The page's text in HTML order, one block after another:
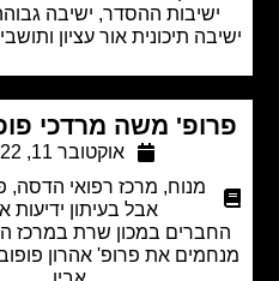
ההסדר, ישיבה גבוהה אור
תיכונית אור עציון ותושבי מרכז
משה מרדכי
אוקטובר 11, 2022
מנוח, מרכז רפואי הדסה, פרסום
אבל בעיתון ידיעות אחרונות
במכון שרת במרכז הרפואי
את פרופ' אהרון פופובצר על